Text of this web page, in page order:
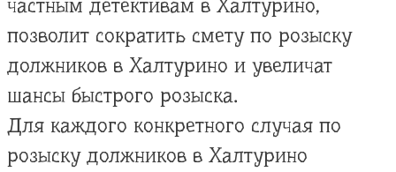
частным детективам в Халтурино,
позволит сократить смету по розыску
должников в Халтурино и увеличат
шансы быстрого розыска.
Для каждого конкретного случая по
розыску должников в Халтурино